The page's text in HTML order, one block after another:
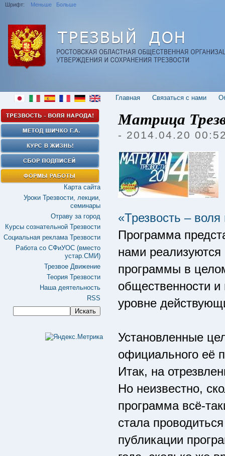
Шрифт: Меньше Больше
Главная Cвязаться с нами
Матрица
- 2014.04.20
«Трезвость –
Программа
нами
программы в
общественности и
уровне
Установленные
официального её
Итак, на
Но неизвестно,
программа всё-
стала
публикации
Карта сайта
Уроки Трезвости, лекции,
семинары
Отраву за город
Курсы сознательной Трезвости
Социальная реклама Трезвости
Работа со СФиУОС (вместо
устар.СМИ)
Трезвое Движение
Теория Трезвости
Наша деятельность
RSS